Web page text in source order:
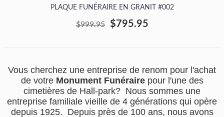
PLAQUE FUNÉRAIRE EN GRANIT #002
$999.95 $795.95
Vous cherchez une entreprise de renom pour l'achat
de votre Monument Funérairepour l'une des
cimetières de Hall-park? Nous sommes une
entreprise familiale vieille de 4 générations qui opère
depuis 1925. Depuis près de 100 ans, nous avons